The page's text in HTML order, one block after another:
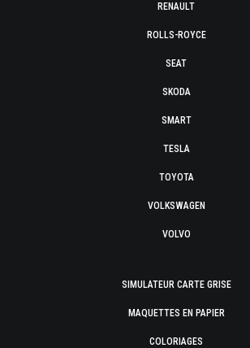
RENAULT
ROLLS-ROYCE
SEAT
SKODA
SMART
TESLA
TOYOTA
VOLKSWAGEN
VOLVO
SIMULATEUR CARTE GRISE
MAQUETTES EN PAPIER
COLORIAGES